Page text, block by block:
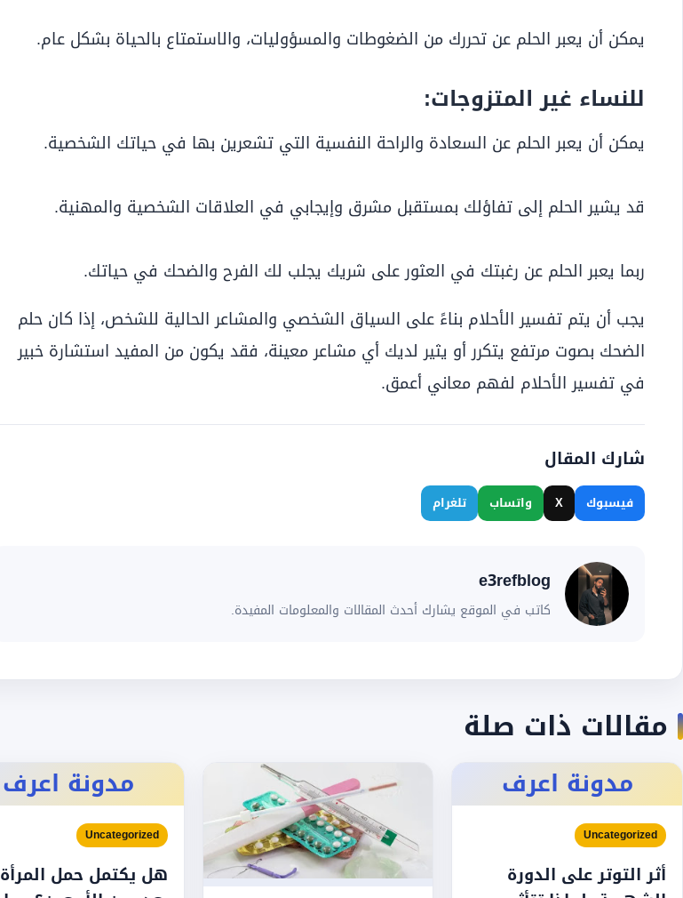
يمكن أن يعبر الحلم عن تحررك من الضغوطات والمسؤوليات، والاستمتاع بالحياة بشكل عام.
للنساء غير المتزوجات:
يمكن أن يعبر الحلم عن السعادة والراحة النفسية التي تشعرين بها في حياتك الشخصية.
قد يشير الحلم إلى تفاؤلك بمستقبل مشرق وإيجابي في العلاقات الشخصية والمهنية.
ربما يعبر الحلم عن رغبتك في العثور على شريك يجلب لك الفرح والضحك في حياتك.
يجب أن يتم تفسير الأحلام بناءً على السياق الشخصي والمشاعر الحالية للشخص، إذا كان حلم
الضحك بصوت مرتفع يتكرر أو يثير لديك أي مشاعر معينة، فقد يكون من المفيد استشارة خبير
في تفسير الأحلام لفهم معاني أعمق.
شارك المقال
فيسبوك X واتساب تلغرام
e3refblog
كاتب في الموقع يشارك أحدث المقالات والمعلومات المفيدة.
مقالات ذات صلة
مدونة اعرف
Uncategorized
أثر التوتر على الدورة
مدونة اعرف
Uncategorized
هل يكتمل حمل المرأة